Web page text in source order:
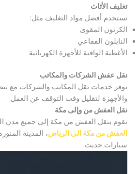
تغليف الأثاث
نستخدم أفضل مواد التغليف مثل:
الكرتون المقوى
النايلون الفقاعي
الأغطية الواقية للأجهزة الكهربائية
نقل عفش الشركات والمكاتب
نوفر خدمات نقل المكاتب والشركات مع
والأجهزة لتقليل وقت التوقف عن العمل.
نقل العفش من وإلى مكة
نقوم بنقل العفش من مكة إلى جميع مدن
العفش من مكة الى الرياض، المدينة
سيارات حديث.